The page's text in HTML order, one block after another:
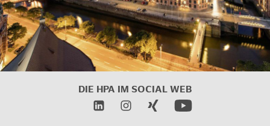
DIE HPA IM SOCIAL WEB